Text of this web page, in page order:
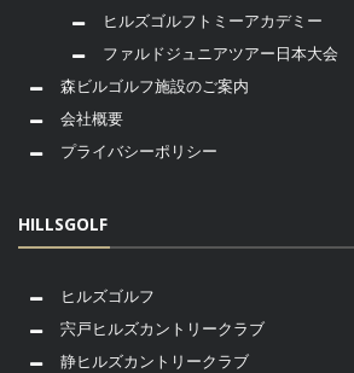
ヒルズゴルフトミーアカデミー
ファルドジュニアツアー日本大会
森ビルゴルフ施設のご案内
会社概要
プライバシーポリシー
HILLSGOLF
ヒルズゴルフ
宍戸ヒルズカントリークラブ
静ヒルズカントリークラブ